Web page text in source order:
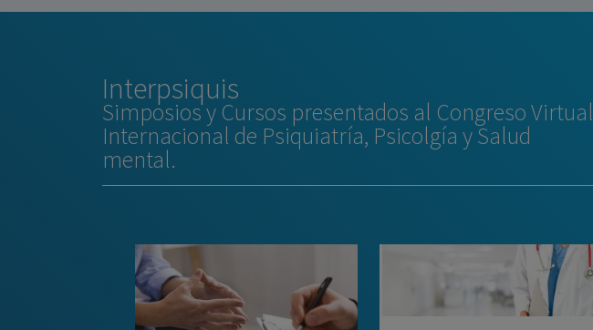
Interpsiquis
Simposios y Cursos presentados al Congreso Virtual
Internacional de Psiquiatría, Psicolgía y Salud
mental.